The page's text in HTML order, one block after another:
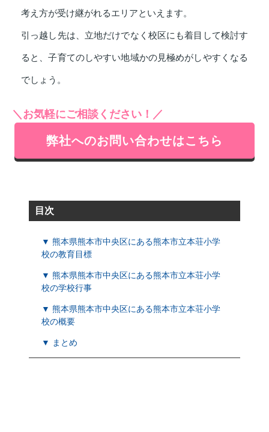
考え方が受け継がれるエリアといえます。
引っ越し先は、立地だけでなく校区にも着目して検討す
ると、子育てのしやすい地域かの見極めがしやすくなる
でしょう。
＼お気軽にご相談ください！／
弊社へのお問い合わせはこちら
目次
▼ 熊本県熊本市中央区にある熊本市立本荘小学
校の教育目標
▼ 熊本県熊本市中央区にある熊本市立本荘小学
校の学校行事
▼ 熊本県熊本市中央区にある熊本市立本荘小学
校の概要
▼ まとめ